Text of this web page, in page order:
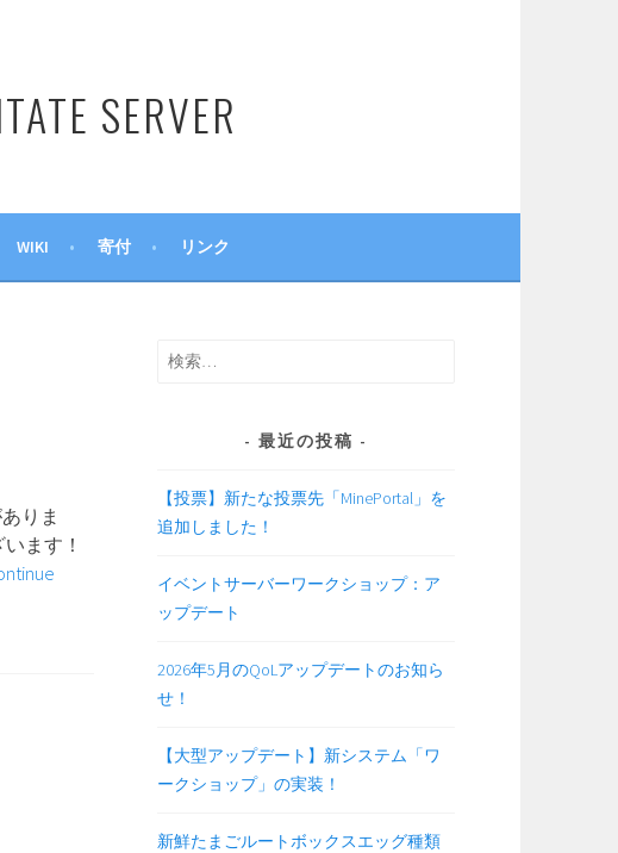
SERVER
WIKI 寄付 リンク
りま
ます！
検
最近の投稿
【投票】新たな投票先「MinePortal」を
追加しました！
イベントサーバーワークショップ：ア
ップデート
2026年5月のQoLアップデートのお知ら
せ！
【大型アップデート】新システム「ワ
ークショップ」の実装！
新鮮たまごルートボックスエッグ種類